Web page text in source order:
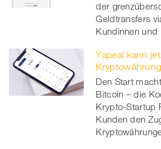
der
Geldtransfers
Kundinnen und
Yapeal kann
Den Start
Bitcoin – die
Krypto-Startup
Kunden den